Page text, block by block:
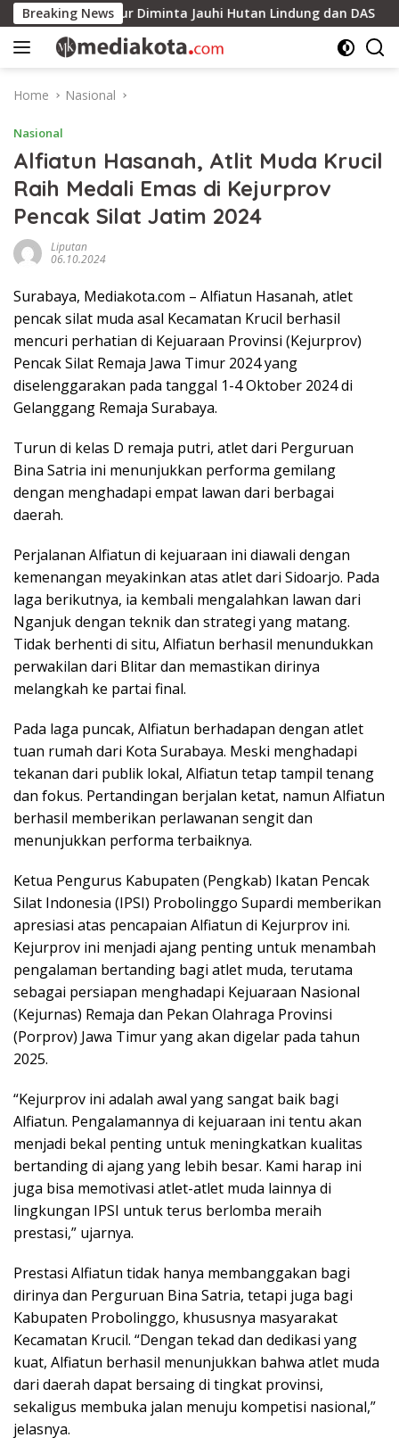
Skip
to
content
Breaking News
Timur Diminta Jauhi Hutan Lindung dan DAS
Home Nasional
Nasional
Alfiatun Hasanah, Atlit Muda Krucil
Raih Medali Emas di Kejurprov
Pencak Silat Jatim 2024
Liputan
06.10.2024
Surabaya, Mediakota.com – Alfiatun Hasanah, atlet
pencak silat muda asal Kecamatan Krucil berhasil
mencuri perhatian di Kejuaraan Provinsi (Kejurprov)
Pencak Silat Remaja Jawa Timur 2024 yang
diselenggarakan pada tanggal 1-4 Oktober 2024 di
Gelanggang Remaja Surabaya.
Turun di kelas D remaja putri, atlet dari Perguruan
Bina Satria ini menunjukkan performa gemilang
dengan menghadapi empat lawan dari berbagai
daerah.
Perjalanan Alfiatun di kejuaraan ini diawali dengan
kemenangan meyakinkan atas atlet dari Sidoarjo. Pada
laga berikutnya, ia kembali mengalahkan lawan dari
Nganjuk dengan teknik dan strategi yang matang.
Tidak berhenti di situ, Alfiatun berhasil menundukkan
perwakilan dari Blitar dan memastikan dirinya
melangkah ke partai final.
Pada laga puncak, Alfiatun berhadapan dengan atlet
tuan rumah dari Kota Surabaya. Meski menghadapi
tekanan dari publik lokal, Alfiatun tetap tampil tenang
dan fokus. Pertandingan berjalan ketat, namun Alfiatun
berhasil memberikan perlawanan sengit dan
menunjukkan performa terbaiknya.
Ketua Pengurus Kabupaten (Pengkab) Ikatan Pencak
Silat Indonesia (IPSI) Probolinggo Supardi memberikan
apresiasi atas pencapaian Alfiatun di Kejurprov ini.
Kejurprov ini menjadi ajang penting untuk menambah
pengalaman bertanding bagi atlet muda, terutama
sebagai persiapan menghadapi Kejuaraan Nasional
(Kejurnas) Remaja dan Pekan Olahraga Provinsi
(Porprov) Jawa Timur yang akan digelar pada tahun
2025.
“Kejurprov ini adalah awal yang sangat baik bagi
Alfiatun. Pengalamannya di kejuaraan ini tentu akan
menjadi bekal penting untuk meningkatkan kualitas
bertanding di ajang yang lebih besar. Kami harap ini
juga bisa memotivasi atlet-atlet muda lainnya di
lingkungan IPSI untuk terus berlomba meraih
prestasi,” ujarnya.
Prestasi Alfiatun tidak hanya membanggakan bagi
dirinya dan Perguruan Bina Satria, tetapi juga bagi
Kabupaten Probolinggo, khususnya masyarakat
Kecamatan Krucil. “Dengan tekad dan dedikasi yang
kuat, Alfiatun berhasil menunjukkan bahwa atlet muda
dari daerah dapat bersaing di tingkat provinsi,
sekaligus membuka jalan menuju kompetisi nasional,”
jelasnya.